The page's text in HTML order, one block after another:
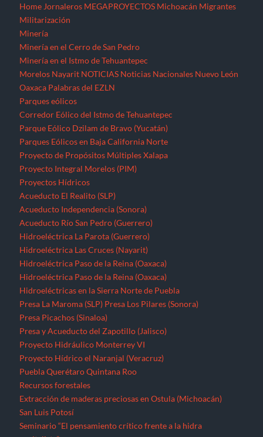
Home Jornaleros MEGAPROYECTOS Michoacán Migrantes
Militarización
Minería
Minería en el Cerro de San Pedro
Minería en el Istmo de Tehuantepec
Morelos Nayarit NOTICIAS Noticias Nacionales Nuevo León
Oaxaca Palabras del EZLN
Parques eólicos
Corredor Eólico del Istmo de Tehuantepec
Parque Eólico Dzilam de Bravo (Yucatán)
Parques Eólicos en Baja California Norte
Proyecto de Propósitos Múltiples Xalapa
Proyecto Integral Morelos (PIM)
Proyectos Hídricos
Acueducto El Realito (SLP)
Acueducto Independencia (Sonora)
Acueducto Río San Pedro (Guerrero)
Hidroeléctrica La Parota (Guerrero)
Hidroeléctrica Las Cruces (Nayarit)
Hidroeléctrica Paso de la Reina (Oaxaca)
Hidroeléctrica Paso de la Reina (Oaxaca)
Hidroeléctricas en la Sierra Norte de Puebla
Presa La Maroma (SLP) Presa Los Pilares (Sonora)
Presa Picachos (Sinaloa)
Presa y Acueducto del Zapotillo (Jalisco)
Proyecto Hidráulico Monterrey VI
Proyecto Hídrico el Naranjal (Veracruz)
Puebla Querétaro Quintana Roo
Recursos forestales
Extracción de maderas preciosas en Ostula (Michoacán)
San Luis Potosí
Seminario “El pensamiento crítico frente a la hidra